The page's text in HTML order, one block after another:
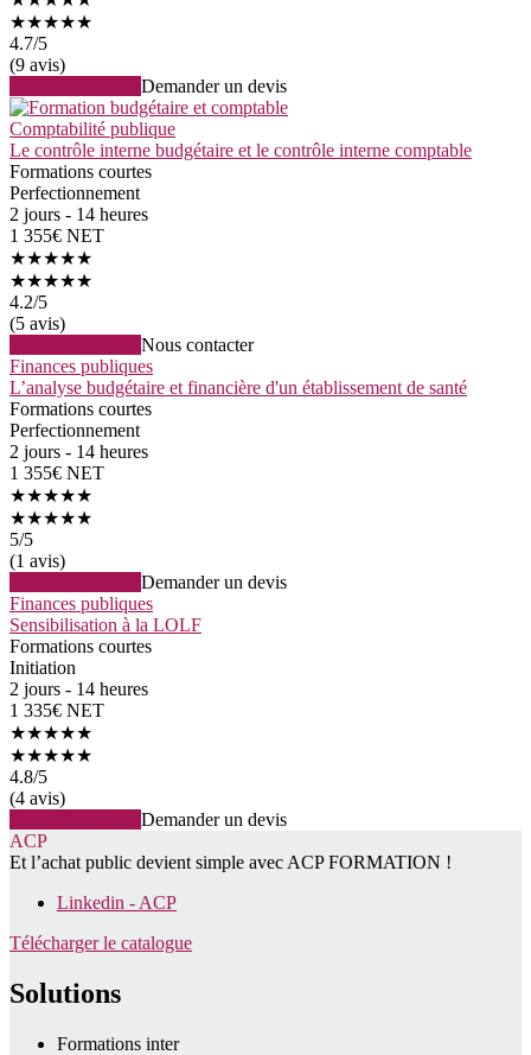
★★★★★
4.7/5
(9 avis)
Demander un devis
Comptabilité publique
Le contrôle interne budgétaire et le contrôle interne comptable
Formations courtes
Perfectionnement
2 jours - 14 heures
1 355€ NET
★★★★★
★★★★★
4.2/5
(5 avis)
Nous contacter
Finances publiques
L’analyse budgétaire et financière d'un établissement de santé
Formations courtes
Perfectionnement
2 jours - 14 heures
1 355€ NET
★★★★★
★★★★★
5/5
(1 avis)
Demander un devis
Finances publiques
Sensibilisation à la LOLF
Formations courtes
Initiation
2 jours - 14 heures
1 335€ NET
★★★★★
★★★★★
4.8/5
(4 avis)
Demander un devis
ACP
Et l’achat public devient simple avec ACP FORMATION !
Linkedin - ACP
Télécharger le catalogue
Solutions
Formations inter